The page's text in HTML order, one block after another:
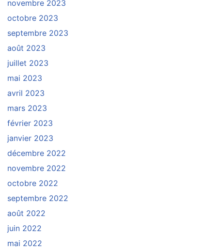
novembre 2023
octobre 2023
septembre 2023
août 2023
juillet 2023
mai 2023
avril 2023
mars 2023
février 2023
janvier 2023
décembre 2022
novembre 2022
octobre 2022
septembre 2022
août 2022
juin 2022
mai 2022